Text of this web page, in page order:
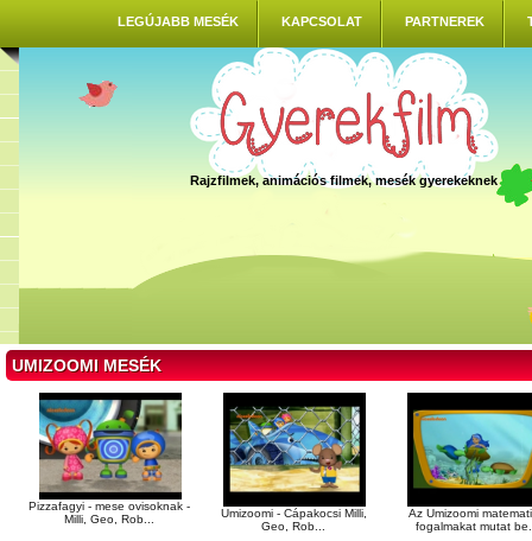
LEGÚJABB MESÉK KAPCSOLAT PARTNEREK
Rajzfilmek, animációs filmek, mesék gyerekeknek
UMIZOOMI MESÉK
Pizzafagyi - mese ovisoknak -
Milli, Geo, Rob...
Umizoomi - Cápakocsi Milli,
Geo, Rob...
Az Umizoomi
fogalmakat mutat